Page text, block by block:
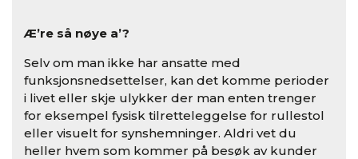
Æ’re så nøye a’?
Selv om man ikke har ansatte med
funksjonsnedsettelser, kan det komme perioder
i livet eller skje ulykker der man enten trenger
for eksempel fysisk tilretteleggelse for rullestol
eller visuelt for synshemninger. Aldri vet du
heller hvem som kommer på besøk av kunder